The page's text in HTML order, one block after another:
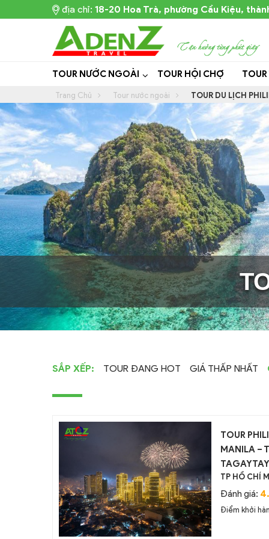
địa chỉ: 18-20 Hoa Trà, phường Cầu Kiệu,
TOUR NƯỚC NGOÀI TOUR HỘI CHỢ
Trang Chủ Tour nước ngoài TOUR DU LỊCH
SẮP XẾP: TOUR ĐANG HOT GIÁ THẤP NHẤT
TOUR
MANILA –
TAGAYTAY
TP HỒ CHÍ
Đánh giá:
Điểm khởi